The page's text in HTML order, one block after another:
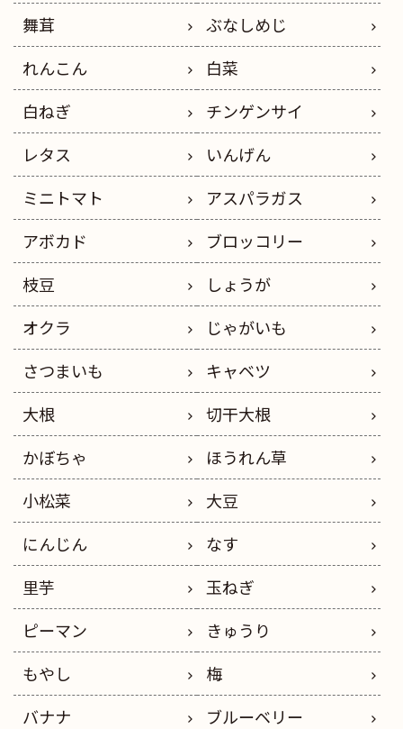
舞茸
ぶなしめじ
れんこん
白菜
白ねぎ
チンゲンサイ
レタス
いんげん
ミニトマト
アスパラガス
アボカド
ブロッコリー
枝豆
しょうが
オクラ
じゃがいも
さつまいも
キャベツ
大根
切干大根
かぼちゃ
ほうれん草
小松菜
大豆
にんじん
なす
里芋
玉ねぎ
ピーマン
きゅうり
もやし
梅
バナナ
ブルーベリー